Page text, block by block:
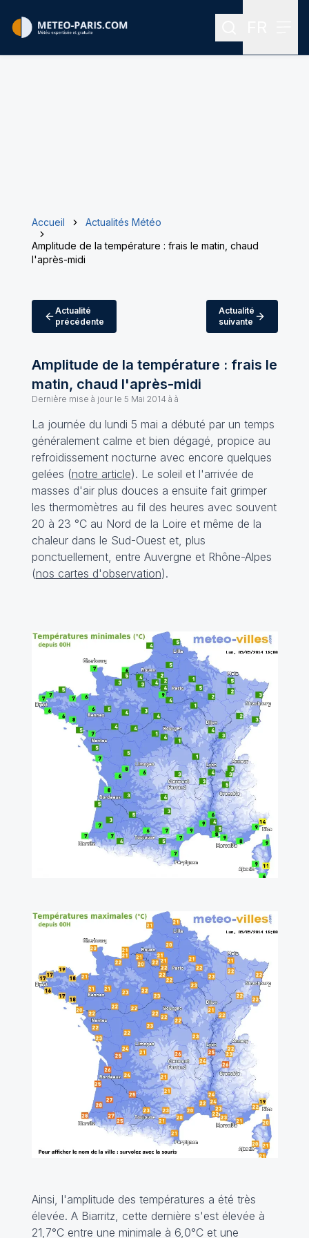
Rechercher
Accueil
Actualités Météo
Amplitude de la température : frais le matin, chaud
l'après-midi
Actualité
précédente
Actualité
suivante
Amplitude de la température : frais le
matin, chaud l'après-midi
Dernière mise à jour le 5 Mai 2014 à à
La journée du lundi 5 mai a débuté par un temps
généralement calme et bien dégagé, propice au
refroidissement nocturne avec encore quelques
gelées (notre article). Le soleil et l'arrivée de
masses d'air plus douces a ensuite fait grimper
les thermomètres au fil des heures avec souvent
20 à 23 °C au Nord de la Loire et même de la
chaleur dans le Sud-Ouest et, plus
ponctuellement, entre Auvergne et Rhône-Alpes
(nos cartes d'observation).
Ainsi, l'amplitude des températures a été très
élevée. A Biarritz, cette dernière s'est élevée à
21,7°C entre une minimale à 6,0°C et une